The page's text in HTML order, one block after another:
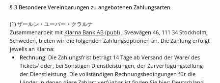
§ 3 Besondere Vereinbarungen zu angebotenen Zahlungsarten
(1) ザールン・ユーバー・クラルナ
Zusammenarbeit mit Klarna Bank AB (publ) , Sveavägen 46, 111 34 Stockholm,
Schweden, bieten wir die folgenden Zahlungsoptionen an. Die Zahlung erfolgt
jeweils an Klarna:
Rechnung: Die Zahlungsfrist beträgt 14 Tage ab Versand der Ware/ des
Tickets/ oder, bei Sonstigen Dienstleistungen, der Zurverfügungstellung
der Dienstleistung. Die vollständigen Rechnungsbedingungen für die